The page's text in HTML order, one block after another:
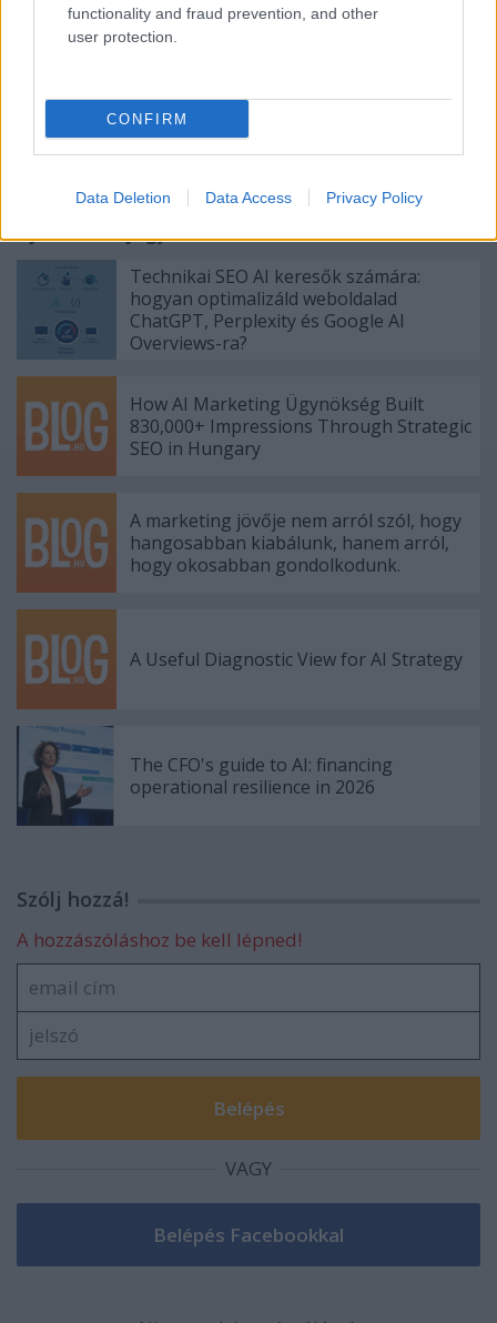
functionality and fraud prevention, and other
user protection.
CONFIRM
Data Deletion Data Access Privacy Policy
Ajánlott bejegyzések:
Technikai SEO AI keresők számára:
hogyan optimalizáld weboldalad
ChatGPT, Perplexity és Google AI
Overviews-ra?
How AI Marketing Ügynökség Built
830,000+ Impressions Through Strategic
SEO in Hungary
A marketing jövője nem arról szól, hogy
hangosabban kiabálunk, hanem arról,
hogy okosabban gondolkodunk.
A Useful Diagnostic View for AI Strategy
The CFO's guide to AI: financing
operational resilience in 2026
Szólj hozzá!
A hozzászóláshoz be kell lépned!
VAGY